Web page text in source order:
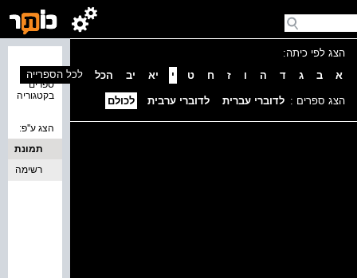
הצג לפי כיתה:
א
ב ג ד ה ו ז ח ט י יא יב הכל
הצג ספרים : לדוברי עברית לדוברי ערבית לכולם
ספרים
בקטגוריה
לכל הספרייה
הצג ע''פ:
תמונת
כריכה
רשימה